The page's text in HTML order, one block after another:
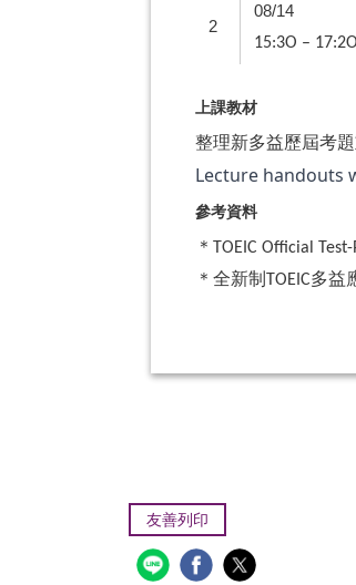
2
08/14
15:3O – 17:2O
上課教材
整理新多益歷屆考
Lecture handouts
參考資料
＊ TOEIC Official
＊ 全新制 TOEIC多益
友善列印